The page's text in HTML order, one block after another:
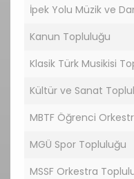
İpek Yolu Müzik ve
Kanun Topluluğu
Klasik Türk Musikisi
Kültür ve Sanat
MBTF Öğrenci
MGÜ Spor Topluluğu
MSSF Orkestra